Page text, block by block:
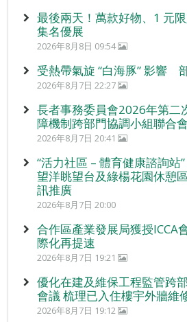
最後兩天！萬款好物、1 元
集名優展
2026年8月8日 09:54
受熱帶氣旋 “白海豚” 影響
2026年8月7日 22:27
長者事務委員會2026年第二
障機制跨部門協調小組聯合
2026年8月7日 20:41
“活力社區 – 體育健康諮詢站
望洋眺望台及綠楊花園休憩
訊推廣
2026年8月7日 20:00
合作區產業發展局獲授ICCA
際化再提速
2026年8月7日 19:21
優化在建及維保工程監管跨
會議 梳理已入住樓宇外牆維
2026年8月7日 19:12